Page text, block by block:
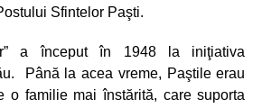
Sfintelor Paşti.
a început în 1948 la iniţiativa
Până la acea vreme, Paştile erau
o familie mai înstărită, care suporta